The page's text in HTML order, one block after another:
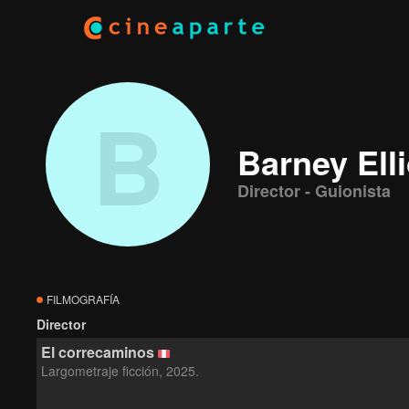
B Barney
Director - Guionista
FILMOGRAFÍA
Director
El correcaminos
Largometraje ficción, 2025.